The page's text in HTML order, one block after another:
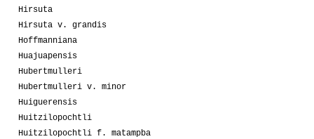
Hirsuta
Hirsuta v. grandis
Hoffmanniana
Huajuapensis
Hubertmulleri
Hubertmulleri v. minor
Huiguerensis
Huitzilopochtli
Huitzilopochtli f. matampba